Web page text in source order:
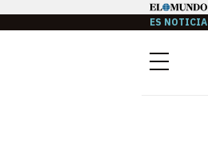
ES NOTICIA
Menú